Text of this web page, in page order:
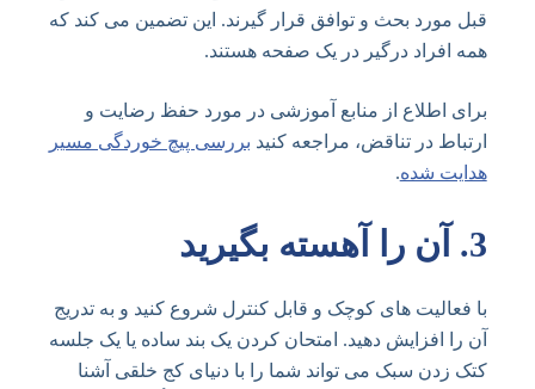
قبل مورد بحث و توافق قرار گیرند. این تضمین می کند که
همه افراد درگیر در یک صفحه هستند.
برای اطلاع از منابع آموزشی در مورد حفظ رضایت و
ارتباط در تناقض، مراجعه کنید بررسی پیچ خوردگی مسیر
هدایت شده.
3. آن را آهسته بگیرید
با فعالیت های کوچک و قابل کنترل شروع کنید و به تدریج
آن را افزایش دهید. امتحان کردن یک بند ساده یا یک جلسه
کتک زدن سبک می تواند شما را با دنیای کج خلقی آشنا